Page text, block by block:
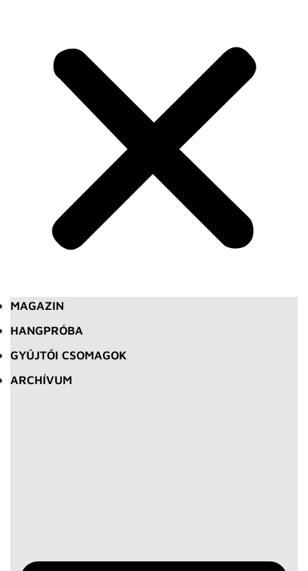
MAGAZIN
HANGPRÓBA
GYŰJTŐI CSOMAGOK
ARCHÍVUM